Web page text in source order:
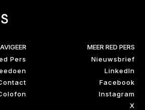
Pers
MEER RED PERS
Nieuwsbrief
LinkedIn
Facebook
Instagram
X